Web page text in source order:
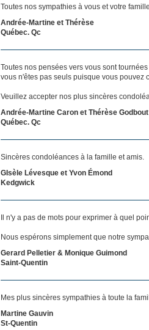
Toutes nos sympathies à vous et votre
Andrée-Martine et Thérèse
Québec. Qc
Toutes nos pensées vers vous sont
vous n'êtes pas seuls puisque vous pouvez
Veuillez accepter nos plus sincères
Andrée-Martine Caron et Thérèse Godbout
Québec. Qc
Sincères condoléances à la famille et amis.
GIsèle Lévesque et Yvon Émond
Kedgwick
Il n'y a pas de mots pour exprimer à quel
Nous espérons simplement que notre
Gerard Pelletier & Monique Guimond
Saint-Quentin
Mes plus sincères sympathies à toute la
Martine Gauvin
St-Quentin